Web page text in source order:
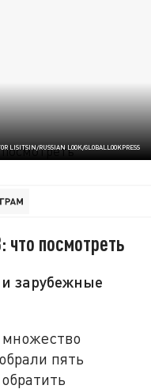
LISITSIN/RUSSIAN LOOK/GLOBALLOOKPRESS
что посмотреть
зарубежные
пять